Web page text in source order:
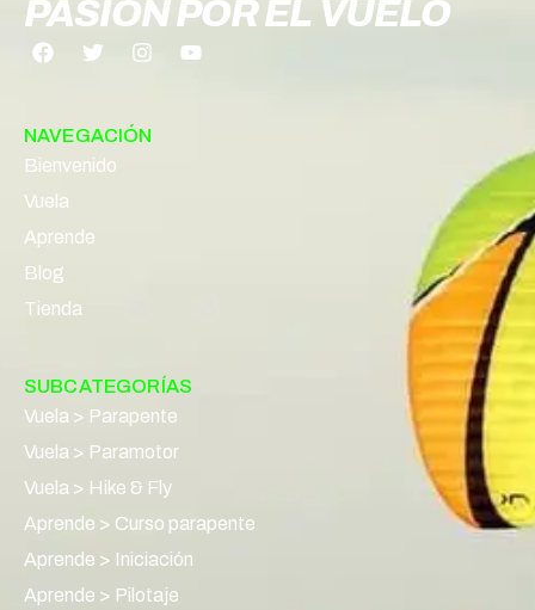
PASIÓN POR EL VUELO
NAVEGACIÓN
Bienvenido
Vuela
Aprende
Blog
Tienda
SUBCATEGORÍAS
Vuela > Parapente
Vuela > Paramotor
Vuela > Hike & Fly
Aprende > Curso parapente
Aprende > Iniciación
Aprende > Pilotaje